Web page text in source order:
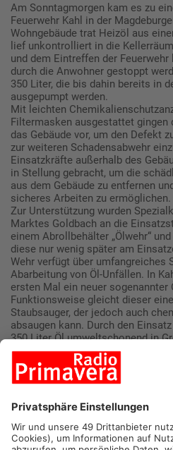
Am Sonntagmorgen kam es zu
Feuerwehr Kahl in der
Wohngebäude trat Heizöl aus
lief unkontrolliert in die
und dem Eintreffen der
durch die Anwohner gestoppt
350 Liter, die bis dahin bereits in
ausgepumpt werden.
Mit leichten
Filtermasken ausgestattet gingen
das Gebäude vor, um den Defekt
zur weiteren Schadensabwehr
Einsatzkräfte außerhalb des
in Stellung gebracht, um die
aus dem Gebäude zu entfernen
sicheres Arbeiten zu ermöglichen.
Zur Unterstützung wurden
Marktes Goldbach an die
einem Abrollbehälter „Ölwehr“
diese nur wenig später am
Wehr verfügt über umfangreiches
Abarbeitung von Öl-Unfällen. In
ersten Mal ein neuer sogenannter
Funktionsweise gleicht dieser
Staubsauger, der jedoch auch
absaugen kann. Durch den
350 Liter Öl umweltschonend in
werden. Rund 30 Einsatzkräfte
Einsatz beenden.
Quelle: Kreisbrandinspektion
Mehr zum Thema